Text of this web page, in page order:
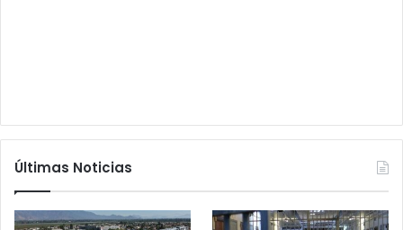
Últimas Noticias